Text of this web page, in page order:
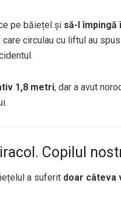
pe băiețel și să-l împingă
circulau cu liftul au
1,8 metri, dar a avut
Copilul
a suferit doar câteva